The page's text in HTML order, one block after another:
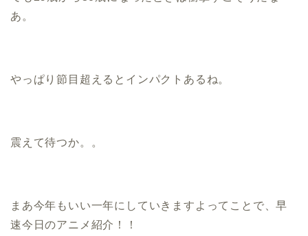
あ。
やっぱり節目超えるとインパクトあるね。
震えて待つか。。
まあ今年もいい一年にしていきますよってことで、早
速今日のアニメ紹介！！